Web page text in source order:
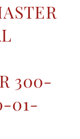
300-
01-